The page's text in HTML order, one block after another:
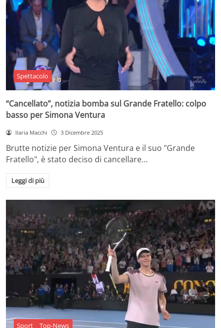
Spettacolo
“Cancellato”, notizia bomba sul Grande Fratello: colpo
basso per Simona Ventura
Ilaria Macchi 3 Dicembre 2025
Brutte notizie per Simona Ventura e il suo "Grande
Fratello", è stato deciso di cancellare…
Leggi di più
Sport Top-News